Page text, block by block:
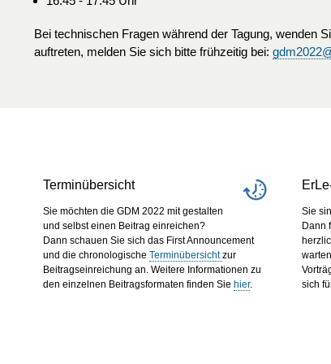
Bei technischen Fragen während der Tagung, wenden
auftreten, melden Sie sich bitte frühzeitig bei:
Terminübersicht
Sie möchten die GDM 2022 mit gestalten
und selbst einen Beitrag einreichen?
Dann schauen Sie sich das First Announcement
und die chronologische Terminübersichtzur
Beitragseinreichung an. Weitere Informationen zu
den einzelnen Beitragsformaten finden Sie hier.
Sie
Dann
sich